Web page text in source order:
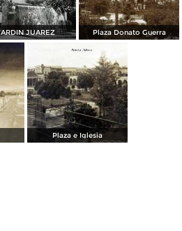
JUAREZ Plaza Donato Guerra
Plaza e Iglesia